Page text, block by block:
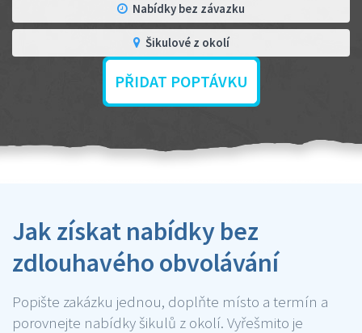
Nabídky bez závazku
Šikulové z okolí
PŘIDAT POPTÁVKU
Jak získat nabídky bez
zdlouhavého obvolávání
Popište zakázku jednou, doplňte místo a termín a
porovnejte nabídky šikulů z okolí. Vyřešmito je